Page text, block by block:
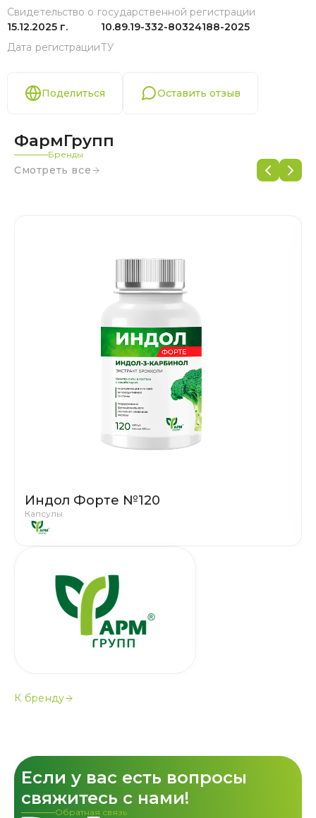
Свидетельство о государственной регистрации
15.12.2025 г.
Дата регистрации
10.89.19-332-80324188-2025
ТУ
Поделиться Оставить отзыв
ФармГрупп
Бренды
Смотреть все
К бренду
Индол Форте №120
Капсулы
Если у вас есть вопросы
свяжитесь с нами!
Обратная связь